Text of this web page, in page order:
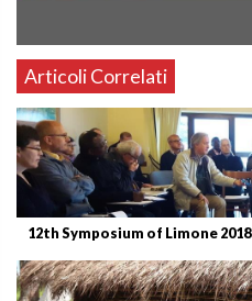
Articoli Correlati
12th Symposium of Limone 2018